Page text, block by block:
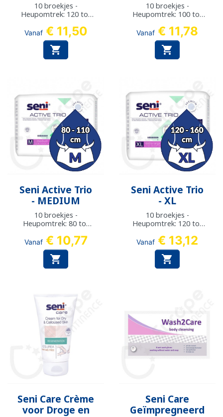
10 broekjes -
Heupomtrek: 120 tot
Vanaf € 11,50

10 broekjes -
Heupomtrek: 100 tot
Vanaf € 11,78

Seni Active Trio
- MEDIUM
10 broekjes -
Heupomtrek: 80 tot
Vanaf € 10,77

Seni Active Trio
- XL
10 broekjes -
Heupomtrek: 120 tot
Vanaf € 13,12

Seni Care Crème
voor Droge en
Seni Care
Geïmpregneerd